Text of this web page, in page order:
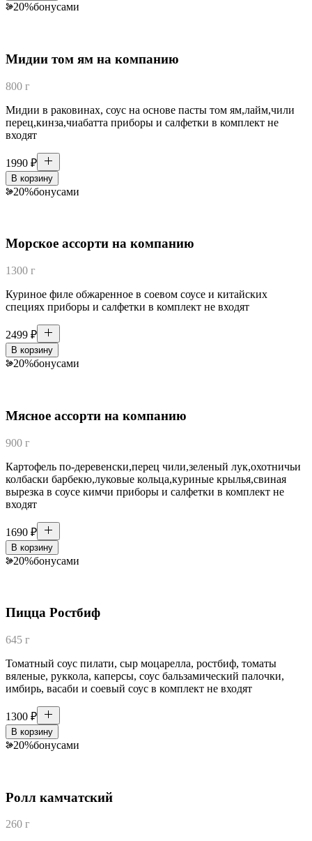
20%бонусами
Мидии том ям на компанию
800 г
Мидии в раковинах, соус на основе пасты том ям,лайм,чили
перец,кинза,чиабатта приборы и салфетки в комплект не
входят
1990 ₽
В корзину
20%бонусами
Морское ассорти на компанию
1300 г
Куриное филе обжаренное в соевом соусе и китайских
специях приборы и салфетки в комплект не входят
2499 ₽
В корзину
20%бонусами
Мясное ассорти на компанию
900 г
Картофель по-деревенски,перец чили,зеленый лук,охотничьи
колбаски барбекю,луковые кольца,куриные крылья,свиная
вырезка в соусе кимчи приборы и салфетки в комплект не
входят
1690 ₽
В корзину
20%бонусами
Пицца Ростбиф
645 г
Томатный соус пилати, сыр моцарелла, ростбиф, томаты
вяленые, руккола, каперсы, соус бальзамический палочки,
имбирь, васаби и соевый соус в комплект не входят
1300 ₽
В корзину
20%бонусами
Ролл камчатский
260 г